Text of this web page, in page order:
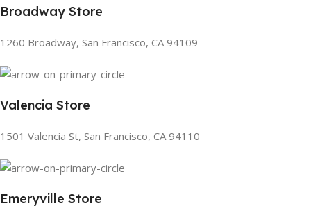
Broadway Store
1260 Broadway, San Francisco, CA 94109
Valencia Store
1501 Valencia St, San Francisco, CA 94110
Emeryville Store